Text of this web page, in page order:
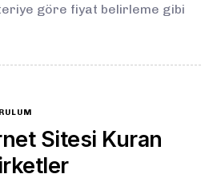
göre fiyat belirleme gibi
Sitesi Kuran